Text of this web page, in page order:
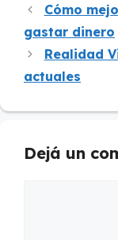
Cómo
gastar dinero
Realidad
actuales
Dejá un